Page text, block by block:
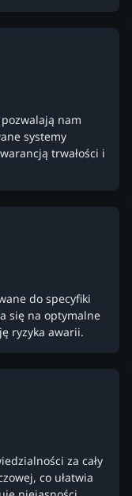
nam
systemy
trwałości i
do specyfiki
się na optymalne
ryzyka awarii.
za cały
co ułatwia